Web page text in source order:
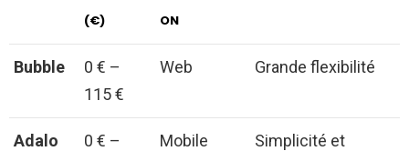
(€)
ON
Bubble
0 € –
115 €
Web Grande flexibilité
Adalo
0 € –
Mobile
Simplicité et